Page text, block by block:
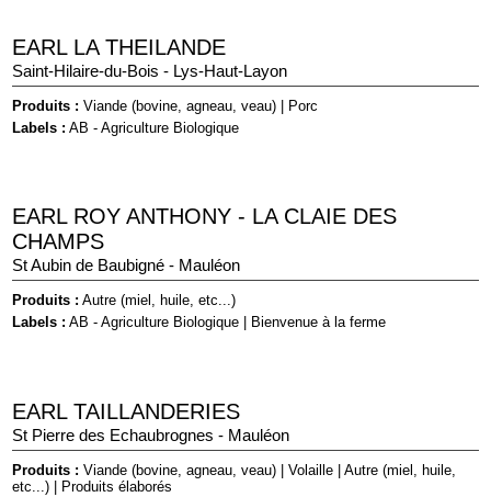
EARL LA THEILANDE
Saint-Hilaire-du-Bois - Lys-Haut-Layon
Produits : Viande (bovine, agneau, veau)
Porc
Labels : AB - Agriculture Biologique
EARL ROY ANTHONY - LA CLAIE DES
CHAMPS
St Aubin de Baubigné - Mauléon
Produits : Autre (miel, huile, etc...)
Labels : AB - Agriculture Biologique Bienvenue à la ferme
EARL TAILLANDERIES
St Pierre des Echaubrognes - Mauléon
Produits : Viande (bovine, agneau, veau) |Volaille |Autre (miel, huile,
etc...)
Produits élaborés